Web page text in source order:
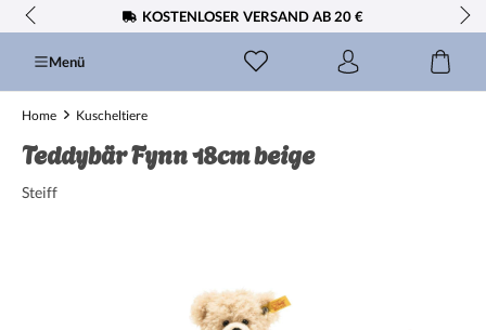
springen KOSTENLOSER VERSAND AB 20 €
Menü
Home Kuscheltiere
Teddybär Fynn 18cm beige
Steiff